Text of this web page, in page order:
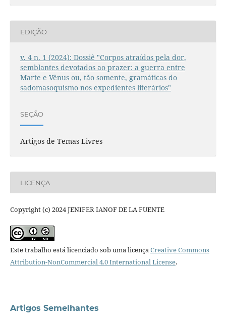
EDIÇÃO
v. 4 n. 1 (2024): Dossiê "Corpos atraídos pela dor,
semblantes devotados ao prazer: a guerra entre
Marte e Vênus ou, tão somente, gramáticas do
sadomasoquismo nos expedientes literários"
SEÇÃO
Artigos de Temas Livres
LICENÇA
Copyright (c) 2024 JENIFER IANOF DE LA FUENTE
Este trabalho está licenciado sob uma licençaCreative Commons
Attribution-NonCommercial 4.0 International License.
Artigos Semelhantes